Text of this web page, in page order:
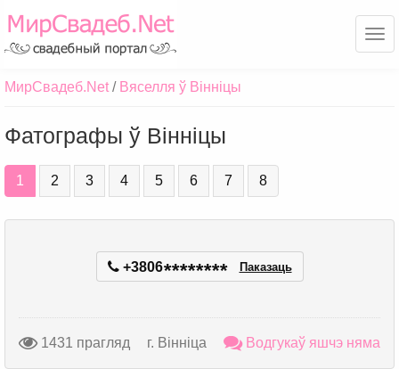
МирСвадеб.Net Вяселля ў Вінніцы
Фатографы ў Вінніцы
1 2 3 4 5 6 7 8
+3806******** Паказаць
1431 прагляд г. Вінніца Водгукаў яшчэ няма